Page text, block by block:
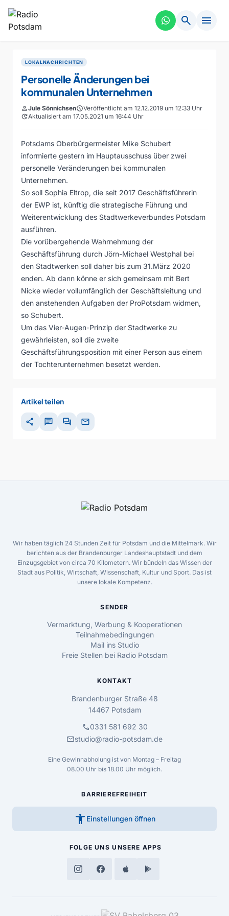
search menu
LOKALNACHRICHTEN
Personelle Änderungen bei
kommunalen Unternehmen
personJule SönnichsenscheduleVeröffentlicht am 12.12.2019 um 12:33 Uhr
updateAktualisiert am 17.05.2021 um 16:44 Uhr
Potsdams Oberbürgermeister Mike Schubert
informierte gestern im Hauptausschuss über zwei
personelle Veränderungen bei kommunalen
Unternehmen.
So soll Sophia Eltrop, die seit 2017 Geschäftsführerin
der EWP ist, künftig die strategische Führung und
Weiterentwicklung des Stadtwerkeverbundes Potsdam
ausführen.
Die vorübergehende Wahrnehmung der
Geschäftsführung durch Jörn-Michael Westphal bei
den Stadtwerken soll daher bis zum 31.März 2020
enden. Ab dann könne er sich gemeinsam mit Bert
Nicke wieder vollumfänglich der Geschäftsleitung und
den anstehenden Aufgaben der ProPotsdam widmen,
so Schubert.
Um das Vier-Augen-Prinzip der Stadtwerke zu
gewährleisten, soll die zweite
Geschäftsführungsposition mit einer Person aus einem
der Tochterunternehmen besetzt werden.
Artikel teilen
share chat forum mail
Wir haben täglich 24 Stunden Zeit für Potsdam und die Mittelmark. Wir
berichten aus der Brandenburger Landeshauptstadt und dem
Einzugsgebiet von circa 70 Kilometern. Wir bündeln das Wissen der
Stadt aus Politik, Wirtschaft, Wissenschaft, Kultur und Sport. Das ist
unsere lokale Kompetenz.
SENDER
Vermarktung, Werbung & Kooperationen
Teilnahmebedingungen
Mail ins Studio
Freie Stellen bei Radio Potsdam
KONTAKT
Brandenburger Straße 48
14467 Potsdam
call0331 581 692 30
mailstudio@radio-potsdam.de
Eine Gewinnabholung ist von Montag – Freitag
08.00 Uhr bis 18.00 Uhr möglich.
BARRIEREFREIHEIT
accessibility_new Einstellungen öffnen
FOLGE UNS UNSERE APPS